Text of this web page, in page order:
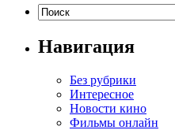
Навигация
Без рубрики
Интересное
Новости кино
Фильмы онлайн